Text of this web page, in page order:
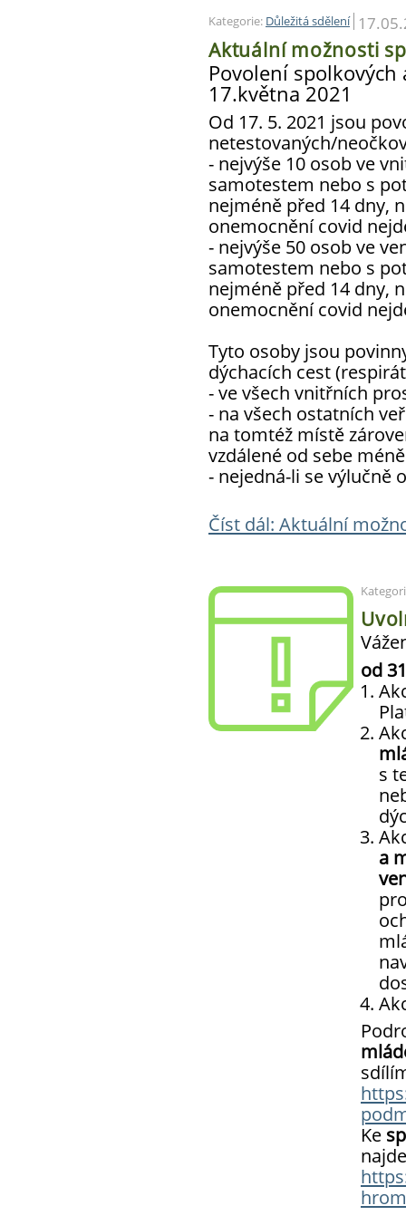
Kategorie: Důležitá sdělení
Aktuální možnosti
Povolení
17.května 2021
Od 17. 5. 2021 jsou
netestovaných/
- nejvýše 10 osob ve
samotestem nebo s
nejméně před 14 dny,
onemocnění covid
- nejvýše 50 osob ve
samotestem nebo s
nejméně před 14 dny,
onemocnění covid
Tyto osoby jsou
dýchacích cest
- ve všech vnitřních
- na všech ostatních
na tomtéž místě
vzdálené od sebe
- nejedná-li se výlučně
Číst dál: Aktuální
od
s
a
Ke